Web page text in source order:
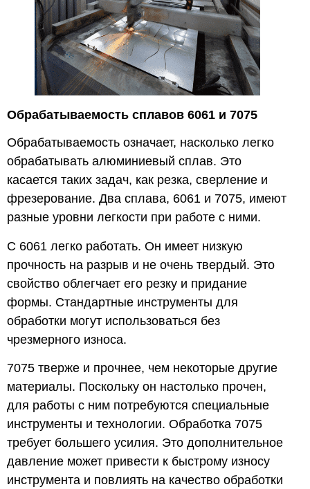
Обрабатываемость сплавов 6061 и 7075
Обрабатываемость означает, насколько легко
обрабатывать алюминиевый сплав. Это
касается таких задач, как резка, сверление и
фрезерование. Два сплава, 6061 и 7075, имеют
разные уровни легкости при работе с ними.
С 6061 легко работать. Он имеет низкую
прочность на разрыв и не очень твердый. Это
свойство облегчает его резку и придание
формы. Стандартные инструменты для
обработки могут использоваться без
чрезмерного износа.
7075 тверже и прочнее, чем некоторые другие
материалы. Поскольку он настолько прочен,
для работы с ним потребуются специальные
инструменты и технологии. Обработка 7075
требует большего усилия. Это дополнительное
давление может привести к быстрому износу
инструмента и повлиять на качество обработки